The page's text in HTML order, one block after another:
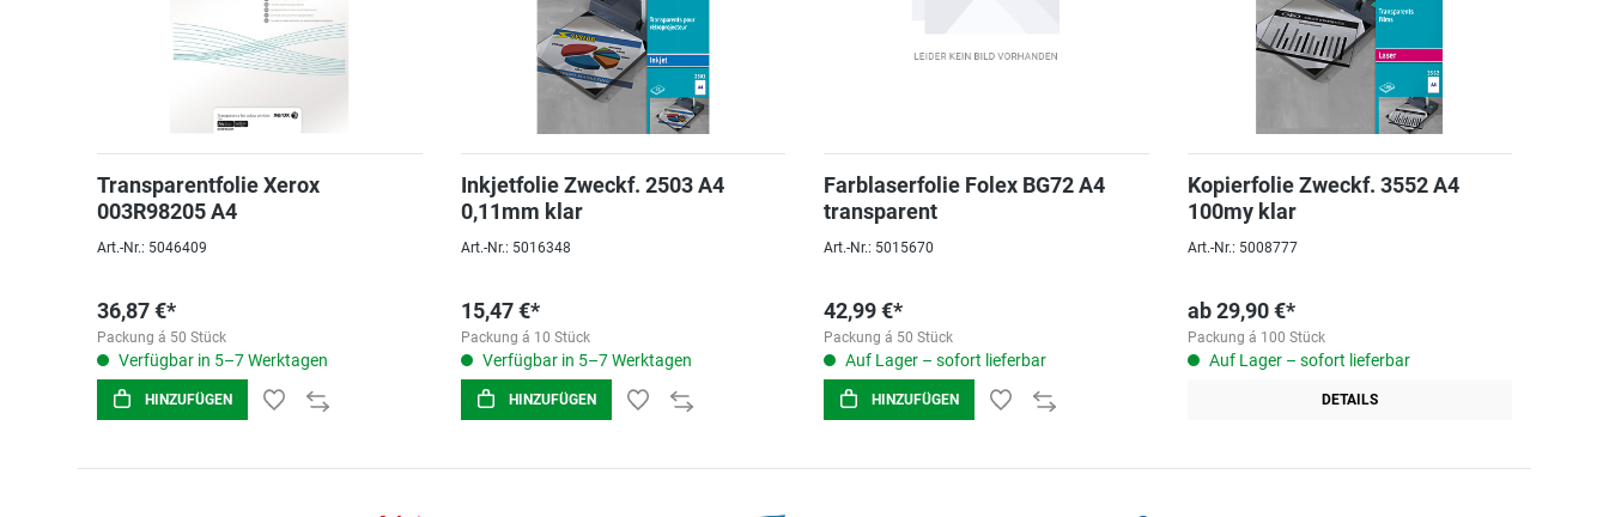
Transparentfolie Xerox
003R98205 A4
Art.-Nr.: 5046409
36,87 €*
Packung á 50 Stück
Verfügbar in 5–7 Werktagen
HINZUFÜGEN
Inkjetfolie Zweckf. 2503 A4
0,11mm klar
Art.-Nr.: 5016348
15,47 €*
Packung á 10 Stück
Verfügbar in 5–7 Werktagen
HINZUFÜGEN
Farblaserfolie Folex BG72 A4
transparent
Art.-Nr.: 5015670
42,99 €*
Packung á 50 Stück
Auf Lager – sofort lieferbar
HINZUFÜGEN
Kopierfolie Zweckf. 3552 A4
100my klar
Art.-Nr.: 5008777
ab 29,90 €*
Packung á 100 Stück
Auf Lager – sofort lieferbar
DETAILS